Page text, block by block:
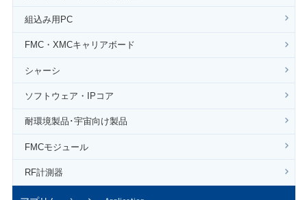
組込み用PC
FMC・XMCキャリアボード
シャーシ
ソフトウェア・IPコア
耐環境製品･宇宙向け製品
FMCモジュール
RF計測器